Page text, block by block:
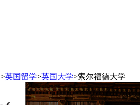
>英国留学>英国大学>索尔福德大学